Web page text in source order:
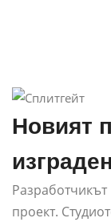
Новият
проект.